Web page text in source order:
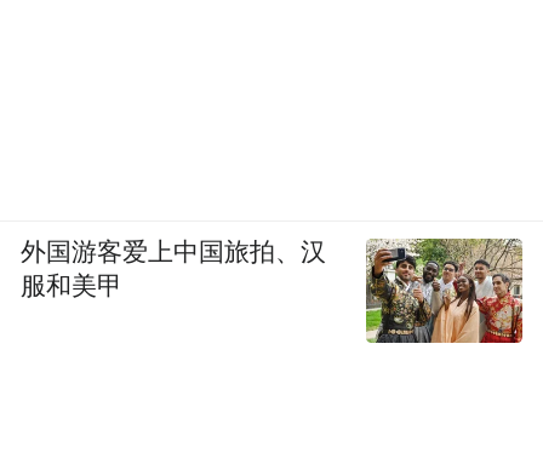
外国游客爱上中国旅拍、汉
服和美甲